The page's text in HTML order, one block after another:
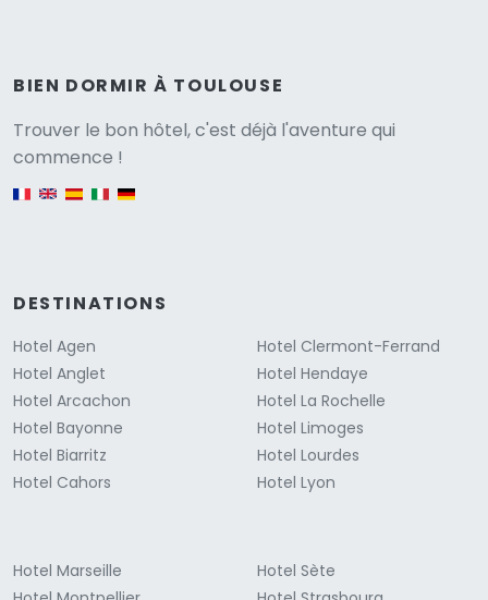
BIEN DORMIR À TOULOUSE
Trouver le bon hôtel, c'est déjà l'aventure qui
commence !
English version
DESTINATIONS
Hotel Agen
Hotel Anglet
Hotel Arcachon
Hotel Bayonne
Hotel Biarritz
Hotel Cahors
Hotel Clermont-Ferrand
Hotel Hendaye
Hotel La Rochelle
Hotel Limoges
Hotel Lourdes
Hotel Lyon
Hotel Marseille
Hotel Sète